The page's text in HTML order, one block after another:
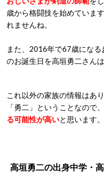
歳から格闘技を始めていま
れませんね。
また、2016年で67歳にな
のお誕生日を高垣勇二さん
これ以外の家族の情報はあ
「勇二」ということなので
る可能性が高いと思います。
高垣勇二の出身中学・